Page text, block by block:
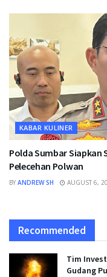
KABAR KULINER
Polda Sumbar Siapkan
Pelecehan Polwan
BY ANDREW SH AUGUST 6,
Recommended
Tim
Gudang